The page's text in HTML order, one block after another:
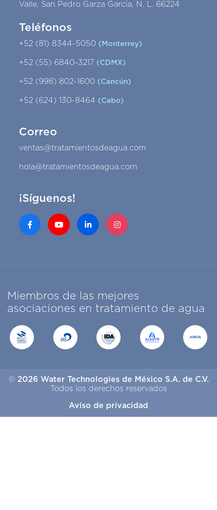
Valle, San Pedro Garza García, N. L. 66224
Teléfonos
+52 (81) 8344-5050 (Monterrey)
+52 (55) 6840-3217 (CDMX)
+52 (998) 802-1600 (Cancún)
+52 (624) 130-8464 (Cabo)
Correo
ventas@tratamientosdeagua.com
hola@tratamientosdeagua.com
¡Síguenos!
Miembros de las mejores
asociaciones en tratamiento de agua
© 2026 Water Technologies de México S.A. de C.V.
Todos los derechos reservados
Aviso de privacidad